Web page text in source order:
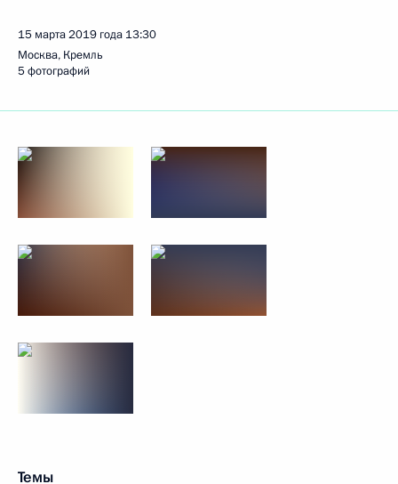
15 марта 2019 года 13:30
Москва, Кремль
5 фотографий
Темы